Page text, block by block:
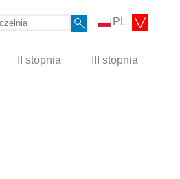
PL
II stopnia III stopnia